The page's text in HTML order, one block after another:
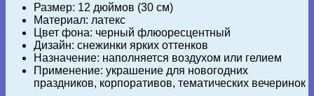
Размер: 12 дюймов (30 см)
Материал: латекс
Цвет фона: черный флюоресцентный
Дизайн: снежинки ярких оттенков
Назначение: наполняется воздухом или гелием
Применение: украшение для новогодних
праздников, корпоративов, тематических вечеринок